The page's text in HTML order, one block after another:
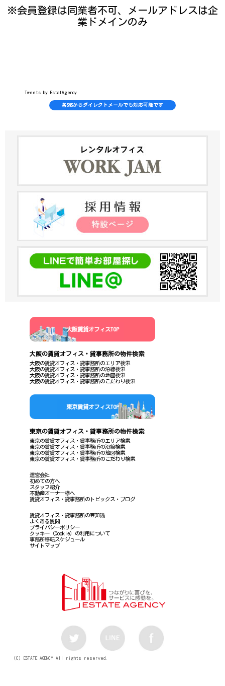
※会員登録は同業者不可、メールアドレスは企
業ドメインのみ
Tweets by EstatAgency
各SNSからダイレクトメールでも対応可能です
大阪賃貸オフィスTOP
大阪の賃貸オフィス・貸事務所の物件検索
大阪の賃貸オフィス・貸事務所のエリア検索
大阪の賃貸オフィス・貸事務所の沿線検索
大阪の賃貸オフィス・貸事務所の地図検索
大阪の賃貸オフィス・貸事務所のこだわり検索
東京賃貸オフィスTOP
東京の賃貸オフィス・貸事務所の物件検索
東京の賃貸オフィス・貸事務所のエリア検索
東京の賃貸オフィス・貸事務所の沿線検索
東京の賃貸オフィス・貸事務所の地図検索
東京の賃貸オフィス・貸事務所のこだわり検索
運営会社
初めての方へ
スタッフ紹介
不動産オーナー様へ
賃貸オフィス・貸事務所のトピックス・ブログ
賃貸オフィス・貸事務所の豆知識
よくある質問
プライバシーポリシー
クッキー（Cookie）の利用について
事務所移転スケジュール
サイトマップ
（C）ESTATE AGENCY All rights reserved.